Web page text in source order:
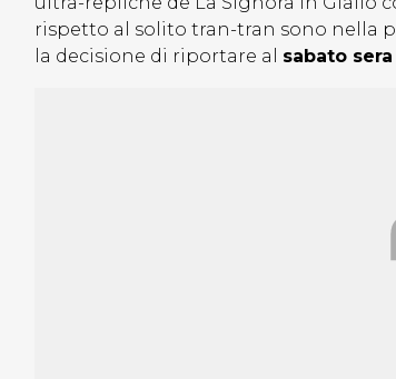
rispetto al solito tran-tran sono nella
la decisione di riportare al sabato